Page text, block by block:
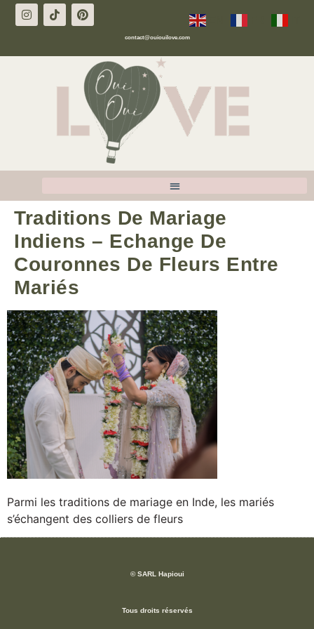
contact@ouiouilove.com
Traditions De Mariage
Indiens – Echange De
Couronnes De Fleurs Entre
Mariés
Parmi les traditions de mariage en Inde, les mariés
s’échangent des colliers de fleurs
© SARL Hapioui
Tous droits réservés